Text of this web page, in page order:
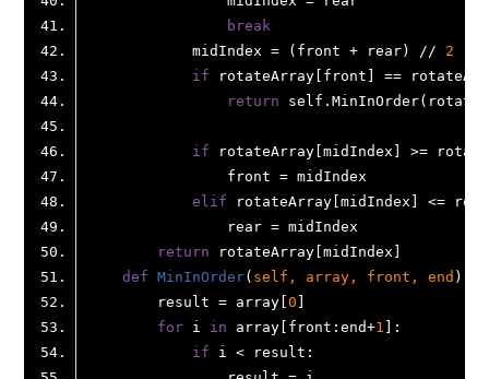
break
            midIndex = (front + rear) //
2
if rotateArray[front] ==
return
if
elif
return
def MinInOrder( self, array, front, end
        result = array[
0
for i in array[front:end+1
if